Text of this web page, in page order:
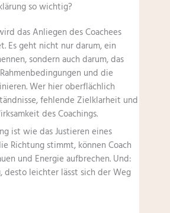
so wichtig?
das Anliegen des Coachees
Es geht nicht nur darum, ein
sondern auch darum, das
und die
Wer hier oberflächlich
fehlende Zielklarheit und
des Coachings.
ist wie das Justieren eines
Richtung stimmt, können Coach
und Energie aufbrechen. Und:
desto leichter lässt sich der Weg